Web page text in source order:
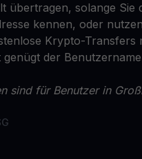
übertragen, solange Sie
kennen, oder
Krypto-Transfers
der
sind für Benutzer in